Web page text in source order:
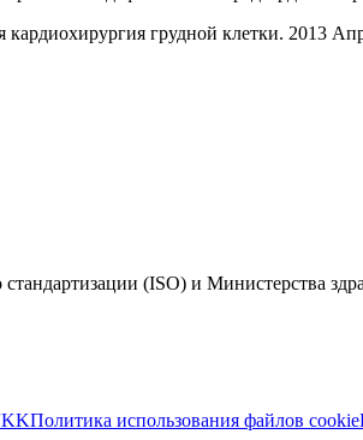
грудной клетки. 2013
(ISO) и Министерства
Политика использования файлов cookie